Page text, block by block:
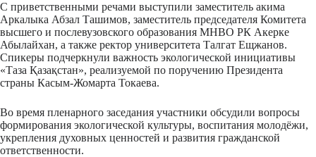
С приветственными речами выступили заместитель акима
Аркалыка Абзал Ташимов, заместитель председателя Комитета
высшего и послевузовского образования МНВО РК Акерке
Абылайхан, а также ректор университета Талгат Ещжанов.
Спикеры подчеркнули важность экологической инициативы
«Таза Қазақстан», реализуемой по поручению Президента
страны Касым-Жомарта Токаева.
Во время пленарного заседания участники обсудили вопросы
формирования экологической культуры, воспитания молодёжи,
укрепления духовных ценностей и развития гражданской
ответственности.